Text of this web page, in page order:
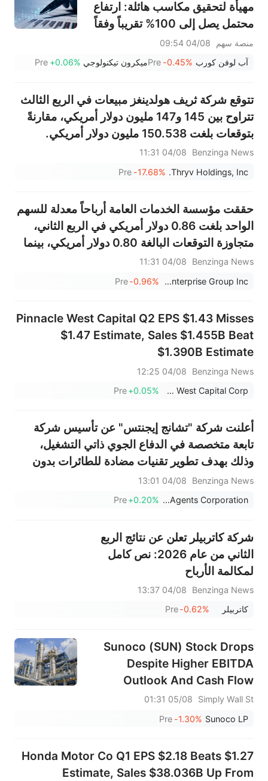
مهيأة لتحقيق مكاسب هائلة: ارتفاع
محتمل يصل إلى 100% تقريباً وفقاً
لكبار المحللين
منصة سهم
04/08 09:54
آب لوفن كورب -0.45%
Preميكرون تيكنولوجي +0.06%
Pre
تتوقع شركة ثريف هولدينغز مبيعات في الربع الثالث
تتراوح بين 145 و147 مليون دولار أمريكي، مقارنةً
بتوقعات بلغت 150.538 مليون دولار أمريكي.
Benzinga News
04/08 11:31
Thryv Holdings, Inc.
-17.68%
Pre
حققت مؤسسة الخدمات العامة أرباحاً معدلة للسهم
الواحد بلغت 0.86 دولار أمريكي في الربع الثاني،
متجاوزة التوقعات البالغة 0.80 دولار أمريكي، بينما
بلغت المبيعات 2.554 مليار دولار أمريكي، متجاوزة
التوقعات البالغة 2.716 مليار دولار أمريكي.
Benzinga News
04/08 11:31
Public Service Enterprise Group Inc
-0.96%
Pre
Pinnacle West Capital Q2 EPS $1.43 Misses
$1.47 Estimate, Sales $1.455B Beat
$1.390B Estimate
Benzinga News
04/08 12:25
Pinnacle West Capital Corp
+0.05%
Pre
أعلنت شركة "تشانج إيجنتس" عن تأسيس شركة
تابعة متخصصة في الدفاع الجوي ذاتي التشغيل،
وذلك بهدف تطوير تقنيات مضادة للطائرات بدون
طيار مدعومة بالذكاء الاصطناعي.
Benzinga News
04/08 13:01
Change Agents Corporation
+0.20%
Pre
شركة كاتربيلر تعلن عن نتائج الربع
الثاني من عام 2026: نص كامل
لمكالمة الأرباح
Benzinga News
04/08 13:37
كاتربيلر
-0.62%
Pre
Sunoco (SUN) Stock Drops
Despite Higher EBITDA
Outlook And Cash Flow
Strength
Simply Wall St
05/08 01:31
Sunoco LP
-1.30%
Pre
Honda Motor Co Q1 EPS $2.18 Beats $1.27
Estimate, Sales $38.036B Up From